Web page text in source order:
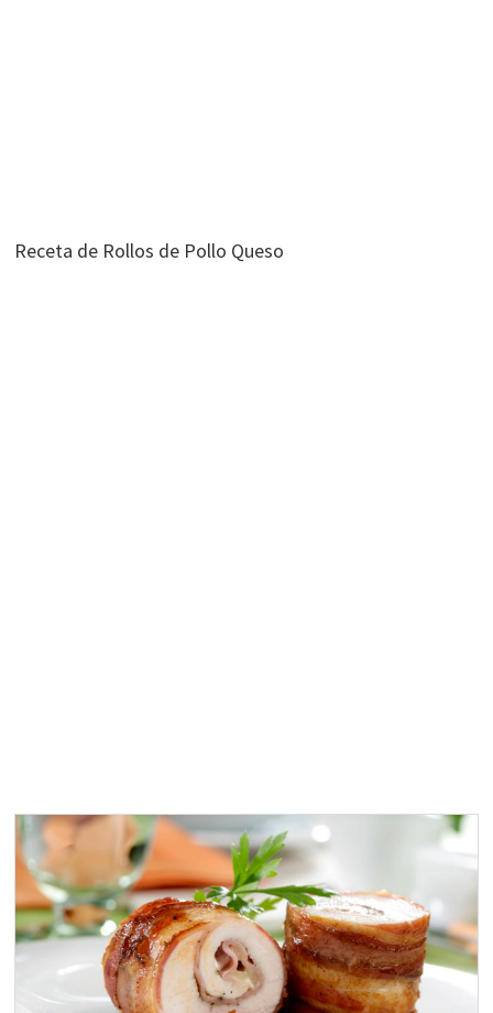
Receta de Rollos de Pollo Queso